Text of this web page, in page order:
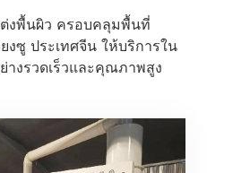
งพื้นผิว ครอบคลุมพื้นที่
งซู ประเทศจีน ให้บริการใน
งรวดเร็วและคุณภาพสูง